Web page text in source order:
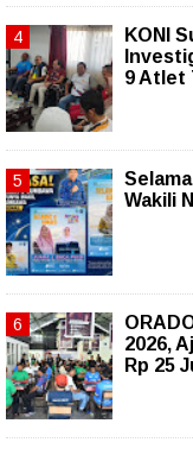
KONI
9 Atlet
Wakili
2026,
Rp 25